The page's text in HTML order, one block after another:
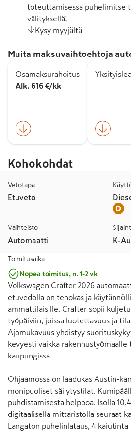
toteuttamisessa puhelimitse
välityksellä!
Kysy myyjältä
Muita maksuvaihtoehtoja
Osamaksurahoitus
Alk. 616 €/kk
Kohokohdat
Vetotapa
Etuveto
Vaihteisto
Automaatti K-
Toimitusaika
Nopea toimitus, n. 1-2 vk
Volkswagen Crafter 2026
etuvedolla on tehokas ja
ammattilaisille. Crafter sopii
työpäiviin, joissa luotettavuus ja
Ajomukavuus yhdistyy
kevyesti vaikka
kaupungissa.
Ohjaamossa on laadukas Austin-
monipuoliset säilytystilat.
puhdistamisesta helppoa. Isolla
digitaalisella mittaristolla seuraat
Langaton puhelinlataus, 4